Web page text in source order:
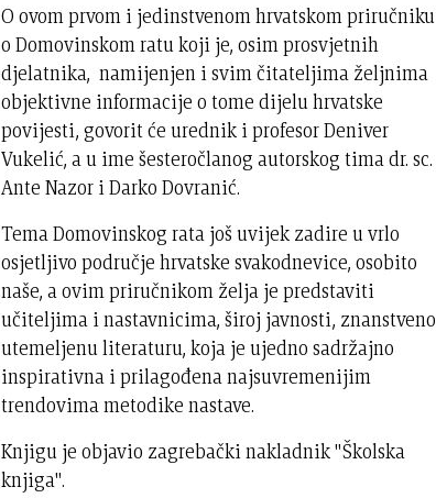
O ovom prvom i jedinstvenom hrvatskom priručniku
o Domovinskom ratu koji je, osim prosvjetnih
djelatnika, namijenjen i svim čitateljima željnima
objektivne informacije o tome dijelu hrvatske
povijesti, govorit će urednik i profesor Deniver
Vukelić, a u ime šesteročlanog autorskog tima dr. sc.
Ante Nazor i Darko Dovranić.
Tema Domovinskog rata još uvijek zadire u vrlo
osjetljivo područje hrvatske svakodnevice, osobito
naše, a ovim priručnikom želja je predstaviti
učiteljima i nastavnicima, široj javnosti, znanstveno
utemeljenu literaturu, koja je ujedno sadržajno
inspirativna i prilagođena najsuvremenijim
trendovima metodike nastave.
Knjigu je objavio zagrebački nakladnik "Školska
knjiga".